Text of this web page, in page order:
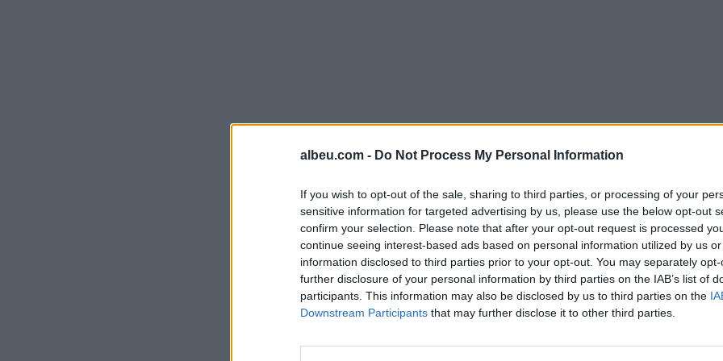
albeu.com - Do Not Process My Personal Information
If you wish to opt-out of the sale, sharing to third parties, or processing of your
sensitive information for targeted advertising by us, please use the below opt-out
confirm your selection. Please note that after your opt-out request is processed
continue seeing interest-based ads based on personal information utilized by us
information disclosed to third parties prior to your opt-out. You may separately
further disclosure of your personal information by third parties on the IAB’s list of
participants. This information may also be disclosed by us to third parties on the
Downstream Participants that may further disclose it to other third parties.